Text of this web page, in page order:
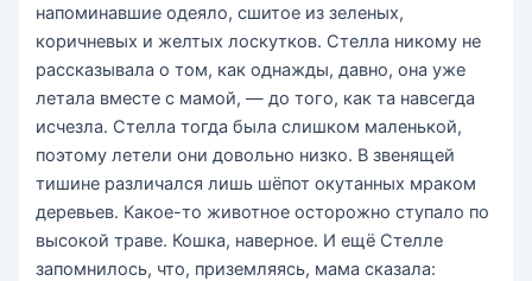
напоминавшие одеяло, сшитое из зеленых,
коричневых и желтых лоскутков. Стелла никому не
рассказывала о том, как однажды, давно, она уже
летала вместе с мамой, — до того, как та навсегда
исчезла. Стелла тогда была слишком маленькой,
поэтому летели они довольно низко. В звенящей
тишине различался лишь шёпот окутанных мраком
деревьев. Какое-то животное осторожно ступало по
высокой траве. Кошка, наверное. И ещё Стелле
запомнилось, что, приземляясь, мама сказала: